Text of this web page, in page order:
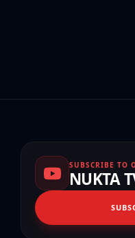
SUBSCRIBE TO
NUKTA